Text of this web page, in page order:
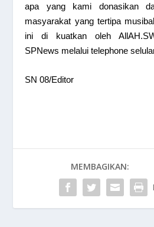
apa yang kami donasikan
masyarakat yang tertipa
ini di kuatkan oleh
SPNews melalui telephone
SN 08/Editor
MEMBAGIKAN: